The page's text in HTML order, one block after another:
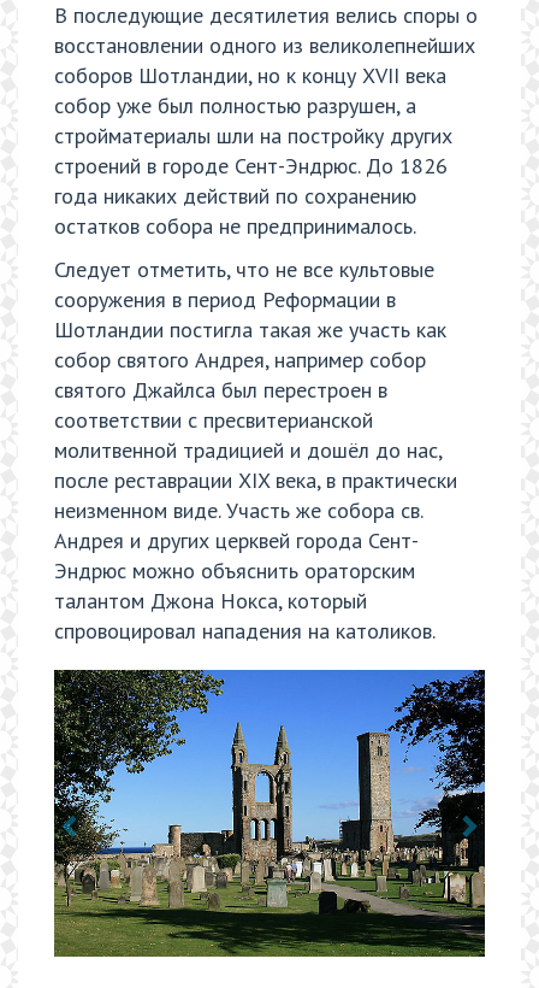
В последующие десятилетия велись споры о
восстановлении одного из великолепнейших
соборов Шотландии, но к концу XVII века
собор уже был полностью разрушен, а
стройматериалы шли на постройку других
строений в городе Сент-Эндрюс. До 1826
года никаких действий по сохранению
остатков собора не предпринималось.
Следует отметить, что не все культовые
сооружения в период Реформации в
Шотландии постигла такая же участь как
собор святого Андрея, например собор
святого Джайлса был перестроен в
соответствии с пресвитерианской
молитвенной традицией и дошёл до нас,
после реставрации XIX века, в практически
неизменном виде. Участь же собора св.
Андрея и других церквей города Сент-
Эндрюс можно объяснить ораторским
талантом Джона Нокса, который
спровоцировал нападения на католиков.